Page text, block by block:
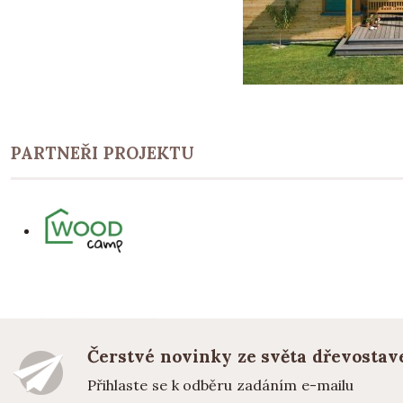
PARTNEŘI PROJEKTU
Čerstvé novinky ze světa
Přihlaste se k odběru zadáním e-mailu